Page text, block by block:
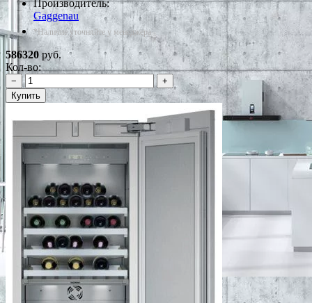
Производитель:
Gaggenau
*Наличие уточняйте у менеджера
586320 руб.
Кол-во:
−
+
Купить